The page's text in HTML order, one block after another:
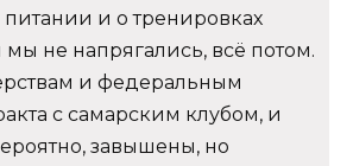
и о тренировках
мы не напрягались, всё потом.
и федеральным
с самарским клубом, и
завышены, но